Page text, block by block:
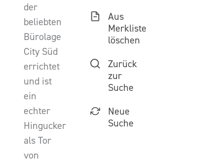
der
beliebten
Bürolage
City Süd
errichtet
und ist
ein
echter
Hingucker
als Tor
von
Aus
Merkliste
löschen
Zurück
zur
Suche
Neue
Suche